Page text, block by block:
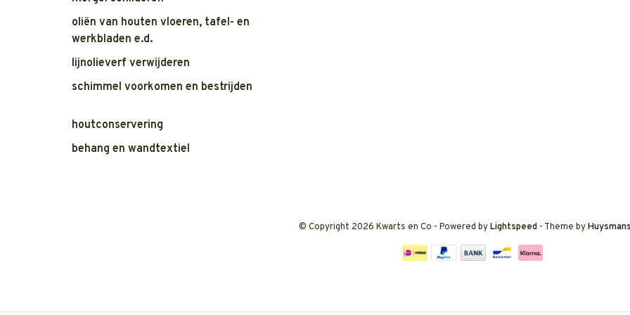
oliën van houten vloeren, tafel- en
werkbladen e.d.
lijnolieverf verwijderen
schimmel voorkomen en bestrijden
houtconservering
behang en wandtextiel
© Copyright 2026 Kwarts en Co - Powered byLightspeed- Theme by